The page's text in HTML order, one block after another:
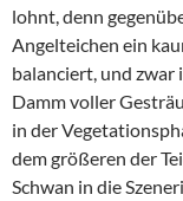
lohnt, denn
Angelteichen ein
balanciert, und zwar
Damm voller
in der
dem größeren der
Schwan in die